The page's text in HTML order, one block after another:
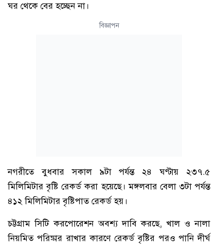
ঘর থেকে বের হচ্ছেন না।
বিজ্ঞাপন
নগরীতে বুধবার সকাল ৯টা পর্যন্ত ২৪ ঘণ্টায় ২৩৭.৫
মিলিমিটার বৃষ্টি রেকর্ড করা হয়েছে। মঙ্গলবার বেলা ৩টা পর্যন্ত
৪১২ মিলিমিটার বৃষ্টিপাত রেকর্ড হয়।
চট্টগ্রাম সিটি করপোরেশন অবশ্য দাবি করছে, খাল ও নালা
নিয়মিত পরিষ্কার রাখার কারণে রেকর্ড বৃষ্টির পরও পানি দীর্ঘ